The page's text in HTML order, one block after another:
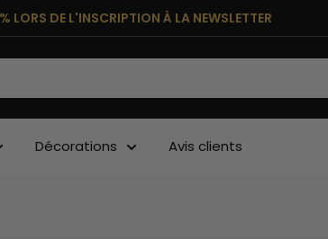
LORS DE L'INSCRIPTION À LA NEWSLETTER
Décorations Avis clients